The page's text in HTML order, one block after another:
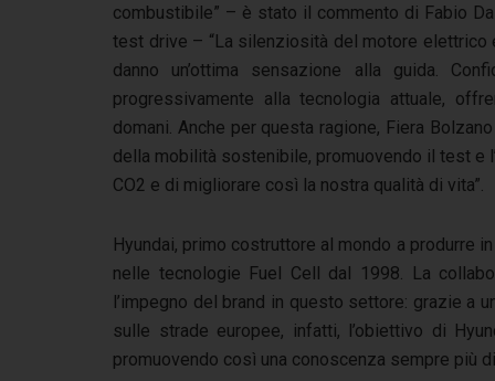
combustibile” – è stato il commento di Fabio
test drive – “La silenziosità del motore
danno un’ottima sensazione alla guida.
progressivamente alla tecnologia attuale,
domani. Anche per questa ragione, Fiera
della mobilità sostenibile, promuovendo il test e
CO2 e di migliorare così la nostra qualità di vita”.
Hyundai, primo costruttore al mondo a produrre
nelle tecnologie Fuel Cell dal 1998. La
l’impegno del brand in questo settore: grazie a
sulle strade europee, infatti, l’obiettivo di
promuovendo così una conoscenza sempre più